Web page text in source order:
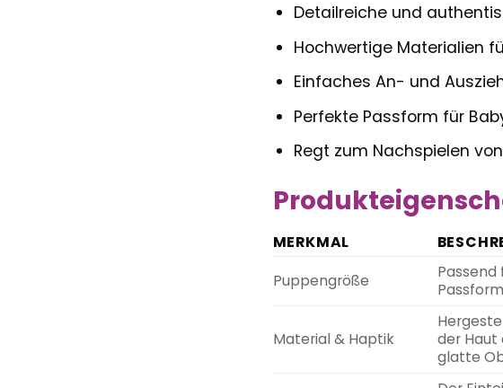
Detailreiche und
Hochwertige Materialien
Einfaches An- und
Perfekte Passform für
Regt zum Nachspielen
MERKMAL
Puppengröße
Material & Haptik
der Haut
glatte